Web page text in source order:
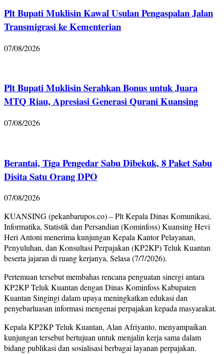
Plt Bupati Muklisin Kawal Usulan Pengaspalan Jalan
Transmigrasi ke Kementerian
07/08/2026
Plt Bupati Muklisin Serahkan Bonus untuk Juara
MTQ Riau, Apresiasi Generasi Qurani Kuansing
07/08/2026
Berantai, Tiga Pengedar Sabu Dibekuk, 8 Paket Sabu
Disita Satu Orang DPO
07/08/2026
KUANSING (pekanbarupos.co) – Plt Kepala Dinas Komunikasi,
Informatika, Statistik dan Persandian (Kominfoss) Kuansing Hevi
Heri Antoni menerima kunjungan Kepala Kantor Pelayanan,
Penyuluhan, dan Konsultasi Perpajakan (KP2KP) Teluk Kuantan
beserta jajaran di ruang kerjanya, Selasa (7/7/2026).
Pertemuan tersebut membahas rencana penguatan sinergi antara
KP2KP Teluk Kuantan dengan Dinas Kominfoss Kabupaten
Kuantan Singingi dalam upaya meningkatkan edukasi dan
penyebarluasan informasi mengenai perpajakan kepada masyarakat.
Kepala KP2KP Teluk Kuantan, Alan Afriyanto, menyampaikan
kunjungan tersebut bertujuan untuk menjalin kerja sama dalam
bidang publikasi dan sosialisasi berbagai layanan perpajakan.